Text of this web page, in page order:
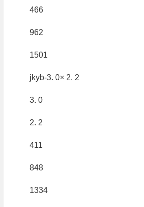
466
962
1501
jkyb-3. 0× 2. 2
3. 0
2. 2
411
848
1334